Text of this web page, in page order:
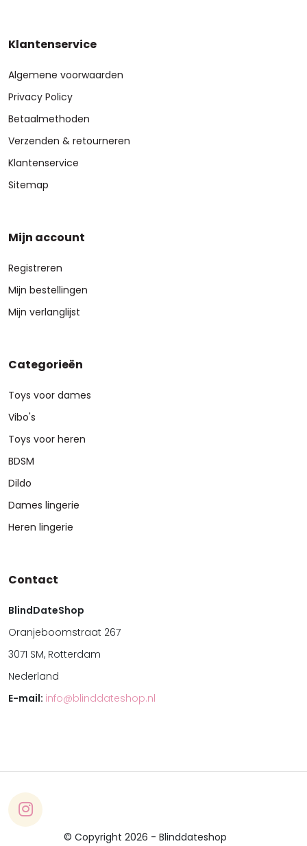
Klantenservice
Algemene voorwaarden
Privacy Policy
Betaalmethoden
Verzenden & retourneren
Klantenservice
Sitemap
Mijn account
Registreren
Mijn bestellingen
Mijn verlanglijst
Categorieën
Toys voor dames
Vibo's
Toys voor heren
BDSM
Dildo
Dames lingerie
Heren lingerie
Contact
BlindDateShop
Oranjeboomstraat 267
3071 SM, Rotterdam
Nederland
E-mail: info@blinddateshop.nl
© Copyright 2026 - Blinddateshop